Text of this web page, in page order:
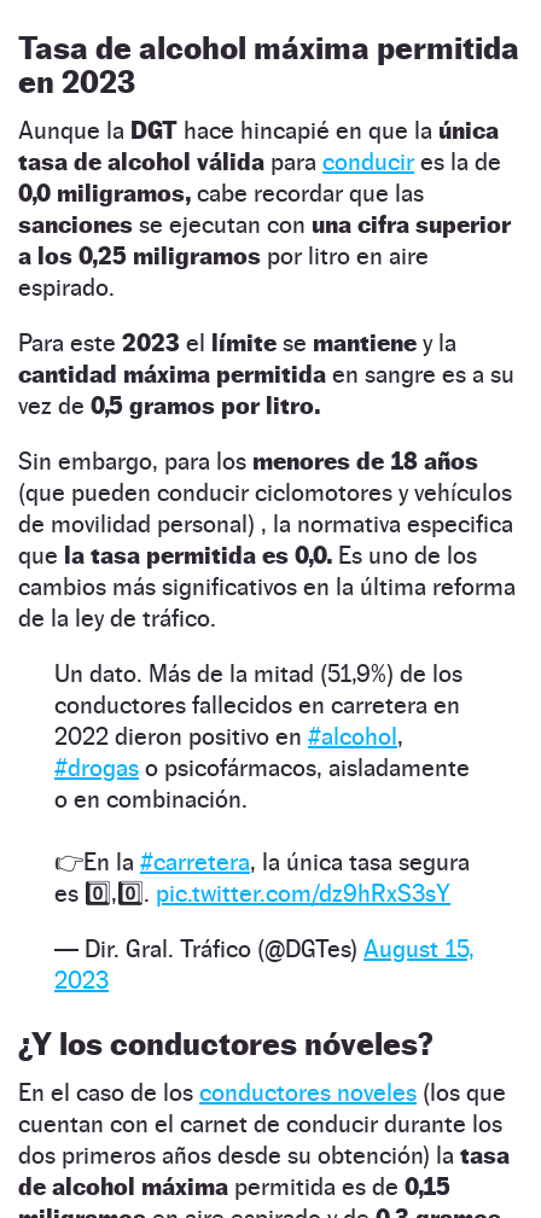
Tasa de alcohol máxima permitida
en 2023
Aunque la DGT hace hincapié en que la única
tasa de alcohol válida para conducir es la de
0,0 miligramos, cabe recordar que las
sanciones se ejecutan con una cifra superior
a los 0,25 miligramos por litro en aire
espirado.
Para este 2023 el límite se mantiene y la
cantidad máxima permitida en sangre es a su
vez de 0,5 gramos por litro.
Sin embargo, para los menores de 18 años
(que pueden conducir ciclomotores y vehículos
de movilidad personal) , la normativa especifica
que la tasa permitida es 0,0. Es uno de los
cambios más significativos en la última reforma
de la ley de tráfico.
Un dato. Más de la mitad (51,9%) de los
conductores fallecidos en carretera en
2022 dieron positivo en #alcohol,
#drogas o psicofármacos, aisladamente
o en combinación.
👉En la #carretera, la única tasa segura
es 0️⃣,0️⃣. pic.twitter.com/dz9hRxS3sY
— Dir. Gral. Tráfico (@DGTes) August 15,
2023
¿Y los conductores nóveles?
En el caso de los conductores noveles (los que
cuentan con el carnet de conducir durante los
dos primeros años desde su obtención) la tasa
de alcohol máxima permitida es de 0,15